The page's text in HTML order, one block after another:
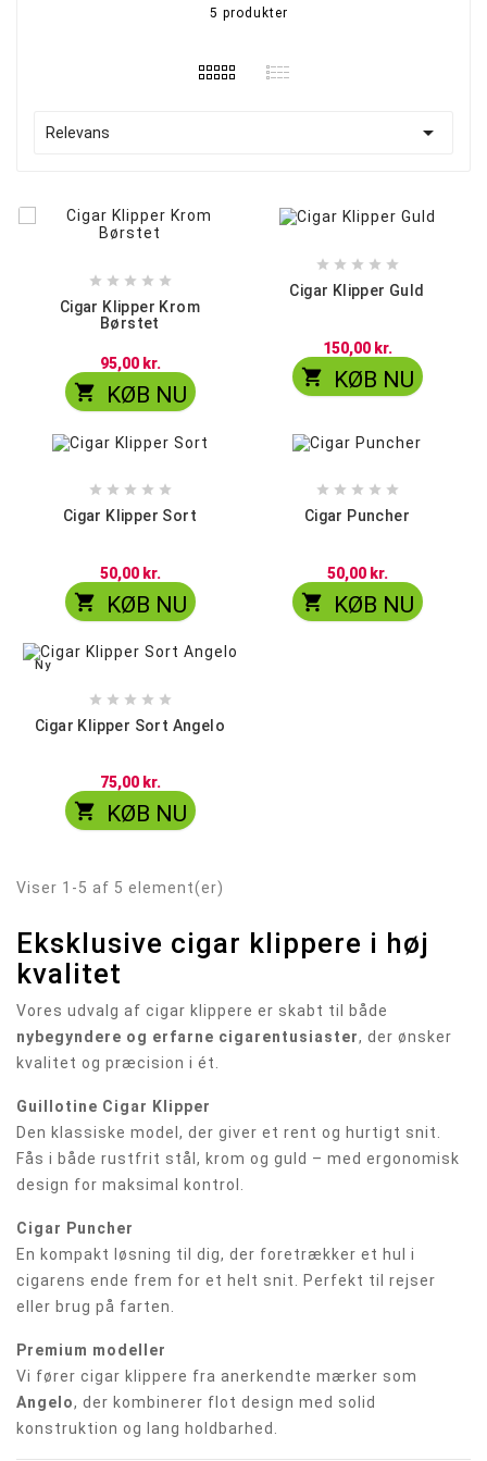
5 produkter
Relevans 
    
Cigar Klipper Krom
Børstet
95,00 kr.
 KØB NU
    
Cigar Klipper Guld
150,00 kr.
 KØB NU
    
Cigar Klipper Sort
50,00 kr.
 KØB NU
    
Cigar Puncher
50,00 kr.
 KØB NU
Ny
    
Cigar Klipper Sort Angelo
75,00 kr.
 KØB NU
Viser 1-5 af 5 element(er)
Eksklusive cigar klippere i høj
kvalitet
Vores udvalg af cigar klippere er skabt til både
nybegyndere og erfarne cigarentusiaster, der ønsker
kvalitet og præcision i ét.
Guillotine Cigar Klipper
Den klassiske model, der giver et rent og hurtigt snit.
Fås i både rustfrit stål, krom og guld – med ergonomisk
design for maksimal kontrol.
Cigar Puncher
En kompakt løsning til dig, der foretrækker et hul i
cigarens ende frem for et helt snit. Perfekt til rejser
eller brug på farten.
Premium modeller
Vi fører cigar klippere fra anerkendte mærker som
Angelo, der kombinerer flot design med solid
konstruktion og lang holdbarhed.